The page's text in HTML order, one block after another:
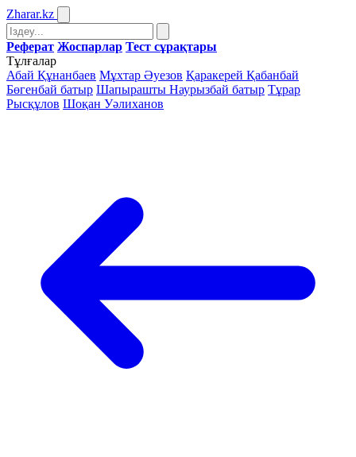
Zharar.kz
Реферат Жоспарлар Тест сұрақтары
Тұлғалар
Абай Құнанбаев Мұхтар Әуезов Қаракерей Қабанбай
Бөгенбай батыр Шапырашты Наурызбай батыр Тұрар
Рысқұлов Шоқан Уәлиханов